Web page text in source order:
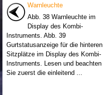
Warnleuchte
Abb. 38 Warnleuchte im
Display des Kombi-
Instruments. Abb. 39
Gurtstatusanzeige für die hinteren
Sitzplätze im Display des Kombi-
Instruments. Lesen und beachten
Sie zuerst die einleitend ...